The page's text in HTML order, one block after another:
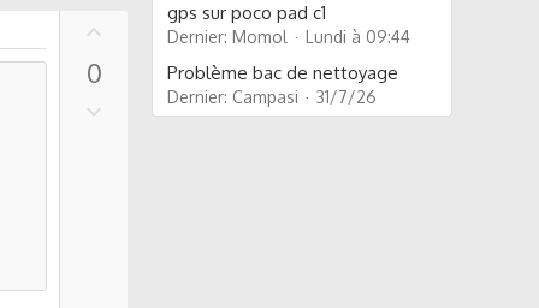
0
gps sur poco pad c1
Dernier: Momol Lundi à 09:44
Problème bac de nettoyage
Dernier: Campasi 31/7/26